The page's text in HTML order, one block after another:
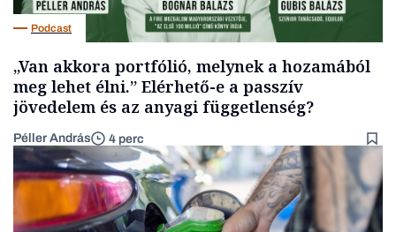
Podcast
„Van akkora portfólió, melynek a hozamából
meg lehet élni.” Elérhető-e a passzív
jövedelem és az anyagi függetlenség?
Péller András 4 perc